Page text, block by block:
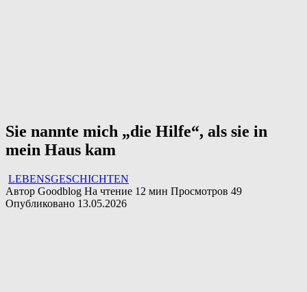
Sie nannte mich „die Hilfe“, als sie in
mein Haus kam
LEBENSGESCHICHTEN
Автор Goodblog На чтение 12 мин Просмотров 49
Опубликовано 13.05.2026